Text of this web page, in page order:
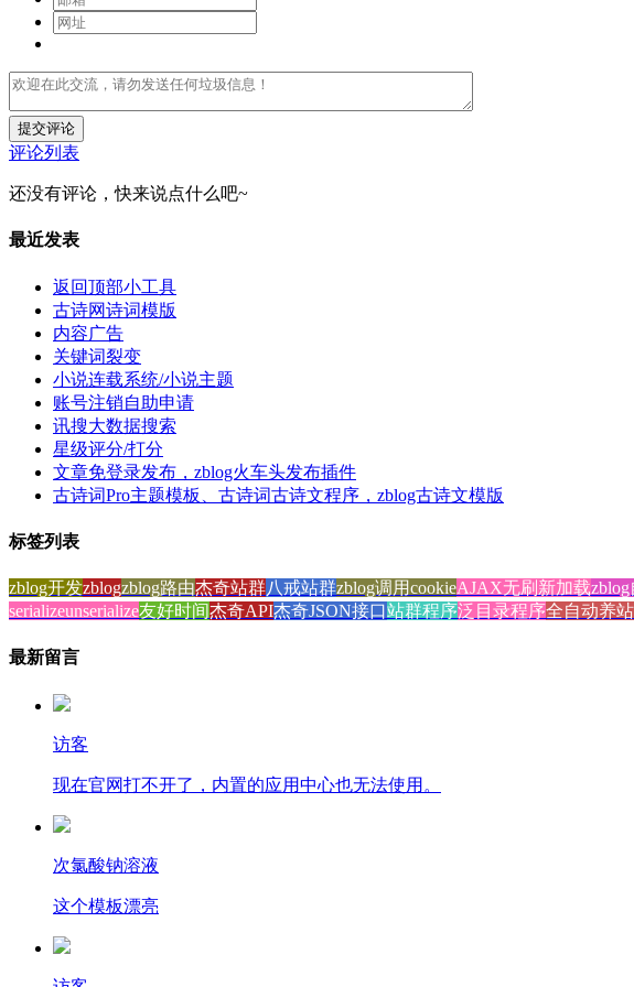
提交评论
评论列表
还没有评论，快来说点什么吧~
最近发表
返回顶部小工具
古诗网诗词模版
内容广告
关键词裂变
小说连载系统/小说主题
账号注销自助申请
讯搜大数据搜索
星级评分/打分
文章免登录发布，zblog火车头发布插件
古诗词Pro主题模板、古诗词古诗文程序，zblog古诗文模版
标签列表
zblog开发zblogzblog路由杰奇站群八戒站群zblog调用cookieAJAX无刷新加载
serializeunserialize友好时间杰奇API杰奇JSON接口站群程序泛目录程序全自动养站
最新留言
访客
现在官网打不开了，内置的应用中心也无法使用。
次氯酸钠溶液
这个模板漂亮